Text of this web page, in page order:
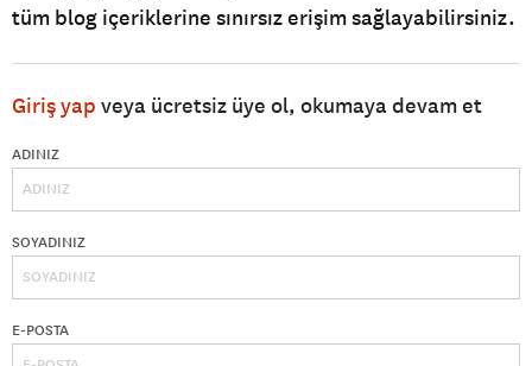
tüm blog içeriklerine sınırsız erişim sağlayabilirsiniz.
Giriş yap veya ücretsiz üye ol, okumaya devam et
ADINIZ
SOYADINIZ
E-POSTA